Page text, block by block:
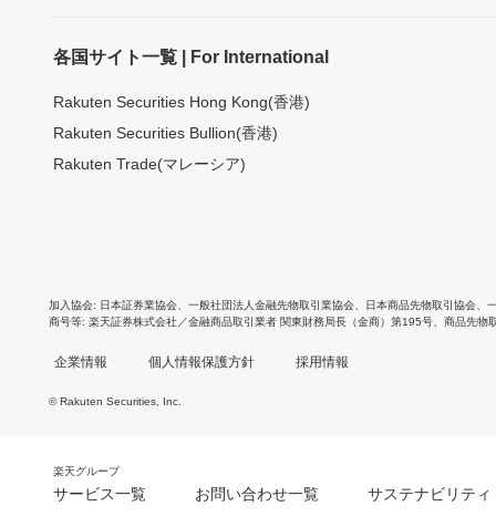
各国サイト一覧 | For International
Rakuten Securities Hong Kong(香港)
Rakuten Securities Bullion(香港)
Rakuten Trade(マレーシア)
加入協会 日本証券業協会 一般社団法人金融先物取引業協会 日本商品先物取引協会
商号等 楽天証券株式会社／金融商品取引業者 関東財務局長（金商）第195号、商品先物
企業情報 個人情報保護方針 採用情報
© Rakuten Securities, Inc.
楽天グループ
サービス一覧 お問い合わせ一覧 サステナビリティ